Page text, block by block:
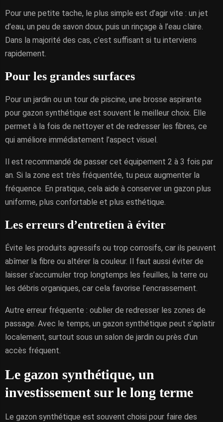
Pour une petite tache, le plus simple est d’agir vite : un jet
d’eau, un peu de savon doux, puis un rinçage à l’eau claire.
Dans la majorité des cas, c’est suffisant si tu interviens
rapidement.
Pour les grandes surfaces
Pour un jardin ou un tour de piscine, une brosse aspirante
pour gazon synthétique est souvent le meilleur choix. Elle
permet à la fois de nettoyer et de redresser les fibres, ce
qui améliore immédiatement l’aspect visuel.
Il est recommandé de passer cet équipement 2 à 3 fois par
an. Si la zone est très fréquentée, tu peux augmenter la
fréquence. En pratique, cela aide à conserver un gazon plus
uniforme, plus confortable et plus esthétique.
Les erreurs d’entretien à éviter
Évite les produits agressifs ou trop corrosifs, car ils peuvent
abîmer la fibre ou altérer la couleur. Il faut aussi éviter de
laisser s’accumuler trop longtemps les feuilles, la terre ou
les débris organiques, car cela favorise l’encrassement.
Autre erreur fréquente : oublier de redresser les zones de
passage. Avec le temps, un gazon synthétique peut s’aplatir
localement, surtout sous un salon de jardin ou près d’un
accès fréquent.
Le gazon synthétique, un
investissement sur le long terme
Le gazon synthétique est souvent choisi pour faire des